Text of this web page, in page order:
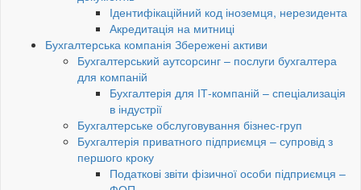
Ідентифікаційний код іноземця, нерезидента
Акредитація на митниці
Бухгалтерська компанія Збережені активи
Бухгалтерський аутсорсинг – послуги бухгалтера
для компаній
Бухгалтерія для ІТ-компаній – спеціализація
в індустрії
Бухгалтерське обслуговування бізнес-груп
Бухгалтерія приватного підприємця – супровід з
першого кроку
Податкові звіти фізичної особи підприємця –